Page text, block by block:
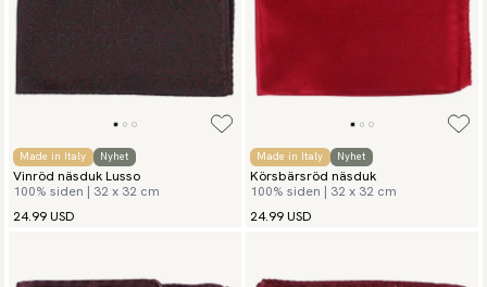
Made in Italy Nyhet
Vinröd näsduk Lusso
100% siden | 32 x 32 cm
24.99 USD
Made in Italy Nyhet
Körsbärsröd näsduk
100% siden | 32 x 32 cm
24.99 USD